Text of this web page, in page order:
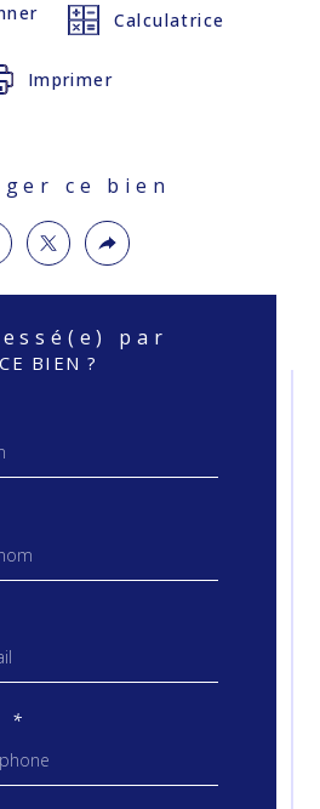
Calculatrice
Imprimer
ce bien
par
CE BIEN ?
*